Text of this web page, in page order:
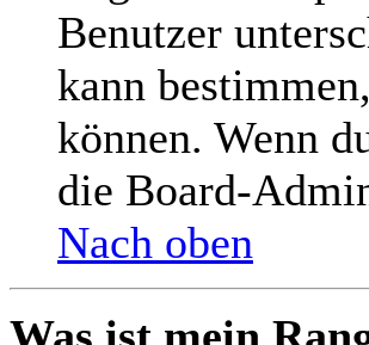
Benutzer
kann
können. Wenn
die Board-
Nach oben